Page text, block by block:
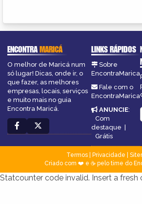
ENCONTRAMARICÁ
O melhor de Maricá num
só lugar! Dicas, onde ir, o
que fazer, as melhores
empresas, locais, serviços
e muito mais no guia
Encontra Maricá.
LINKS RÁPIDOS
Sobre
EncontraMarica
Fale com o
EncontraMarica
ANUNCIE:
Com
destaque
Grátis
Termos| Privacidade
Criado com ❤️ e ☕ pelo time do
Statcounter code invalid. Insert a fresh